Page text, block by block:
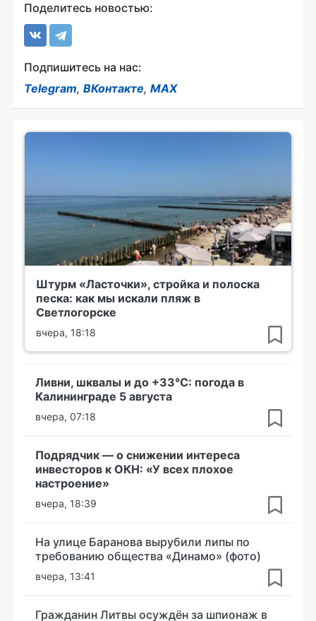
Поделитесь новостью:
Подпишитесь на нас:
Telegram, ВКонтакте, MAX
Штурм «Ласточки», стройка и полоска
песка: как мы искали пляж в
Светлогорске
вчера, 18:18
Ливни, шквалы и до +33°С: погода в
Калининграде 5 августа
вчера, 07:18
Подрядчик — о снижении интереса
инвесторов к ОКН: «У всех плохое
настроение»
вчера, 18:39
На улице Баранова вырубили липы по
требованию общества «Динамо» (фото)
вчера, 13:41
Гражданин Литвы осуждён за шпионаж в